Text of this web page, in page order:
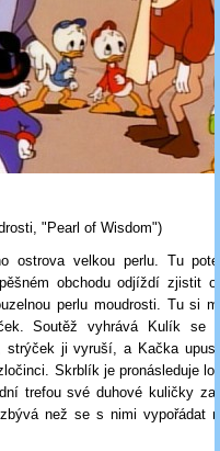
"Pearl of Wisdom")
ostrova velkou perlu. Tu
obchodu odjíždí zjistit
perlu moudrosti. Tu si
Soutěž vyhrává Kulík se
strýček ji vyruší, a Kačka
Skrblík je pronásleduje
trefou své duhové kuličky
než se s nimi vypořádat